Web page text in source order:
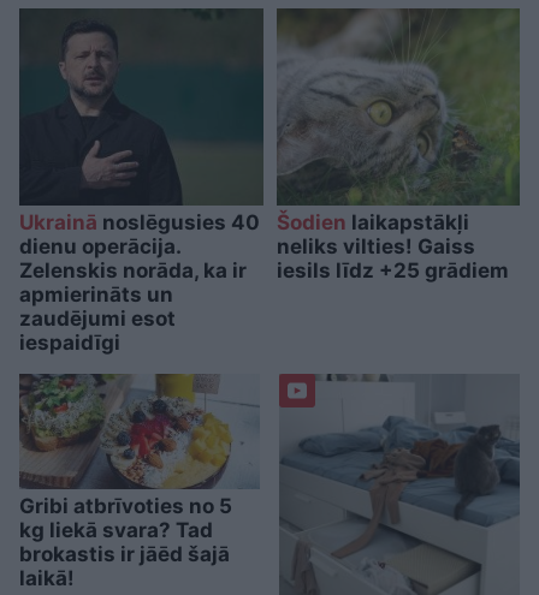
Ukrainā noslēgusies 40
dienu operācija.
Zelenskis norāda, ka ir
apmierināts un
zaudējumi esot
iespaidīgi
Šodien laikapstākļi
neliks vilties! Gaiss
iesils līdz +25 grādiem
Gribi atbrīvoties no 5
kg liekā svara? Tad
brokastis ir jāēd šajā
laikā!